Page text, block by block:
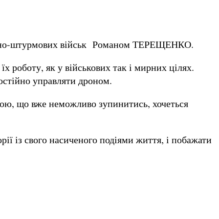
штурмових військ Романом ТЕРЕЩЕНКО.
роботу, як у військових так і мирних цілях.
управляти дроном.
що вже неможливо зупинитись, хочеться
із свого насиченого подіями життя, і побажати